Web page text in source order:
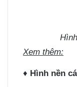
Xem thêm:
♦ Hình nền